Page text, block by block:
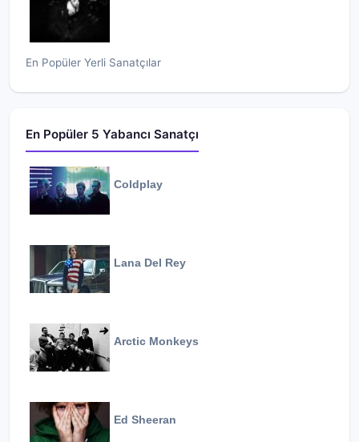
En Popüler Yerli Sanatçılar
En Popüler 5 Yabancı Sanatçı
Coldplay
Lana Del Rey
Arctic Monkeys
Ed Sheeran